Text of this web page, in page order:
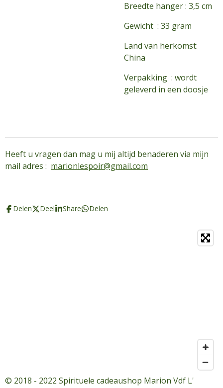
Breedte hanger : 3,5 cm
Gewicht : 33 gram
Land van herkomst:
China
Verpakking : wordt
geleverd in een doosje
Heeft u vragen dan mag u mij altijd benaderen via mijn
mail adres : marionlespoir@gmail.com
Delen Deel Share Delen
© 2018 - 2022 Spirituele cadeaushop Marion Vdf L'